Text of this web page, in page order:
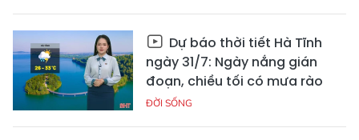
Dự báo thời tiết Hà Tĩnh
ngày 31/7: Ngày nắng gián
đoạn, chiều tối có mưa rào
ĐỜI SỐNG